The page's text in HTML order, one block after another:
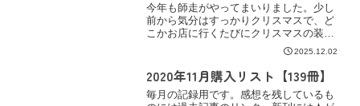
今年も師走がやってまいりました。少し
前から気分はすっかりクリスマスで、ど
こかお店に行くたびにクリスマスの装飾
を見てワクワクしたりついついクリスマ
スグッズを買ってしまったり何かと楽し
い気分で過ごせています♩会社のBGMも
もちろんクリスマス一色🎄✨
2025.12.02
2020年11月購入リスト【139冊】
毎月の記録用です。感想を残しているも